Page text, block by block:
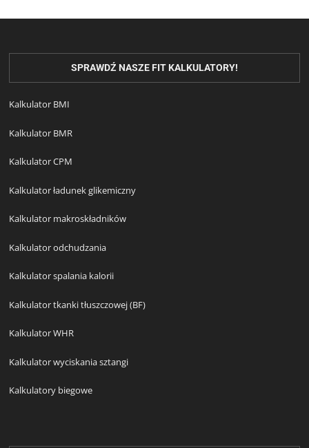
SPRAWDŹ NASZE FIT KALKULATORY!
Kalkulator BMI
Kalkulator BMR
Kalkulator CPM
Kalkulator ładunek glikemiczny
Kalkulator makroskładników
Kalkulator odchudzania
Kalkulator spalania kalorii
Kalkulator tkanki tłuszczowej (BF)
Kalkulator WHR
Kalkulator wyciskania sztangi
Kalkulatory biegowe